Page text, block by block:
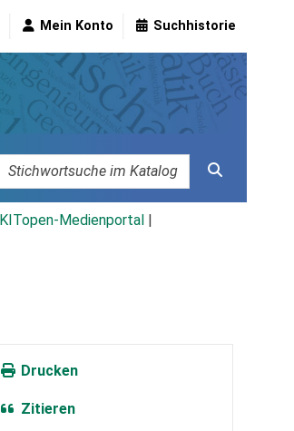
Mein Konto Suchhistorie
KITopen-Medienportal
Drucken
Zitieren